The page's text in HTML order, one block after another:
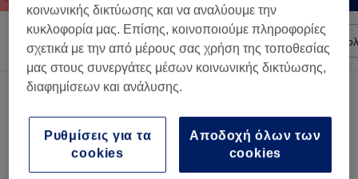
Ταξινόμηση κατά Σαλόνια Άμεσες Προσφορές
κοινωνικής δικτύωσης και να αναλύουμε την
κυκλοφορία μας. Επίσης, κοινοποιούμε πληροφορίες
σχετικά με την από μέρους σας χρήση της τοποθεσίας
μας στους συνεργάτες μέσων κοινωνικής δικτύωσης,
διαφημίσεων και ανάλυσης.
Αποδοχή όλων των
cookies
Ρυθμίσεις για τα
cookies